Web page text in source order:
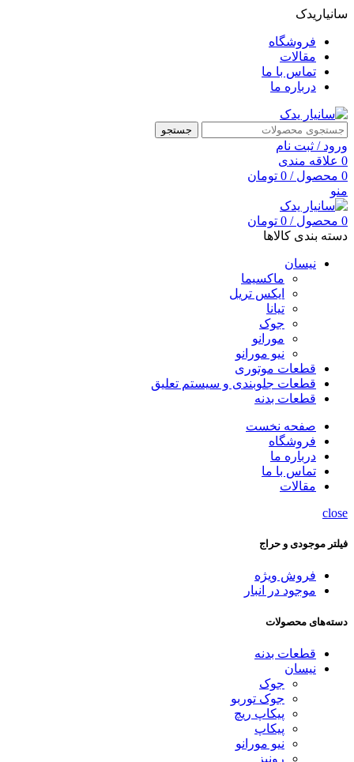
سانیاریدک
فروشگاه
مقالات
تماس با ما
درباره ما
جستجو
ورود / ثبت نام
0 علاقه مندی
0 محصول /
0 تومان
منو
0 محصول /
0 تومان
دسته بندی کالاها
نیسان
ماکسیما
ایکس تریل
تیانا
جوک
مورانو
نیو مورانو
قطعات موتوری
قطعات جلوبندی و سیستم تعلیق
قطعات بدنه
صفحه نخست
فروشگاه
درباره ما
تماس با ما
مقالات
close
فیلتر موجودی و حراج
فروش ویژه
موجود در انبار
دسته‌های محصولات
قطعات بدنه
نیسان
جوک
جوک توربو
پیکاپ ریچ
پیکاپ
نیو مورانو
رونیز